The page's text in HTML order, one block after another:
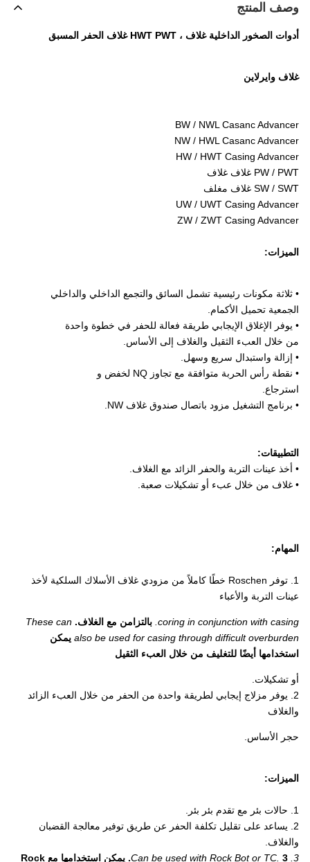
وصف المنتج
أدوات الصخور الداخلية غلاف ، HWT PWT غلاف الحفر المسبق
غلاف وايرلاين
BW / NWL Casanc Advancer
NW / HWL Casanc Advancer
HW / HWT Casing Advancer
PW / PWT غلاف غلاف
SW / SWT غلاف مغلف
UW / UWT Casing Advancer
ZW / ZWT Casing Advancer
الميزات:
• ثلاثة مكونات رئيسية تشمل السائق والتجمع الداخلي والداخلي
الجمعية تحميل الأكمام.
• يوفر الإغلاق الإيجابي طريقة فعالة للحفر في خطوة واحدة
من خلال العبء الثقيل والغلاف إلى الأساس.
• إزالة واستبدال سريع وسهل.
• نقطة رأس الحربة متوافقة مع تجاوز NQ لخفض و
استرجاع.
• برنامج التشغيل مزود باتصال صندوق غلاف NW.
التطبيقات:
• أخذ عينات التربة والحفر الزائد مع الغلاف.
• غلاف من خلال عبء أو تشكيلات صعبة.
المهام:
1. توفر Roschen خطًا كاملاً من مزودي غلاف الأسلاك السلكية لأخذ
عينات التربة والأعباء
coring in conjunction with casing. بالتزامن مع الغلاف. These can
also be used for casing through difficult overburden يمكن
استخدامها أيضًا للتغليف من خلال العبء الثقيل
أو تشكيلات.
2. يوفر مزلاج إيجابي لطريقة واحدة من الحفر من خلال العبء الزائد
والغلاف
حجر الأساس.
الميزات:
1. حالات بئر مع تقدم بئر بئر.
2. يساعد على تقليل تكلفة الحفر عن طريق توفير معالجة القضبان
والغلاف.
3. Can be used with Rock Bot or TC.
3. يمكن استخدامها مع Rock